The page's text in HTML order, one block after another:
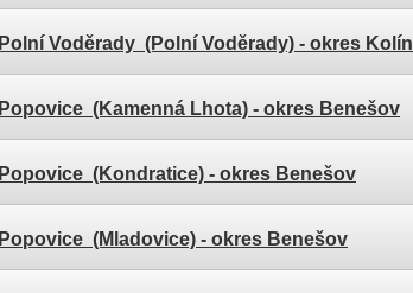
Polní Voděrady (Polní Voděrady) - okres Kolín
Popovice (Kamenná Lhota) - okres Benešov
Popovice (Kondratice) - okres Benešov
Popovice (Mladovice) - okres Benešov